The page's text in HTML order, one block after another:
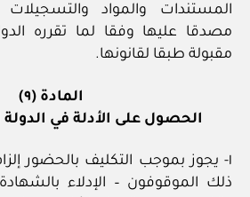
المستندات والمواد
مصدقا عليها وفقا لما تقرره
مقبولة طبقا لقانونها.
المادة (٩)
الحصول على الأدلة في
١- يجوز بموجب التكليف بالحضور
ذلك الموقوفون – الإدلاء